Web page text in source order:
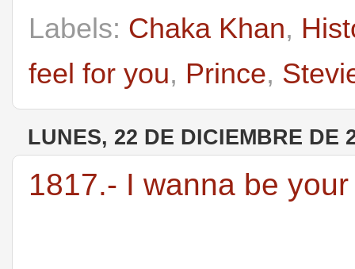
Labels: Chaka Khan,
feel for you, Prince,
LUNES, 22 DE DICIEMBRE DE
1817.- I wanna be